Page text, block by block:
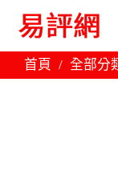
首頁 全部分